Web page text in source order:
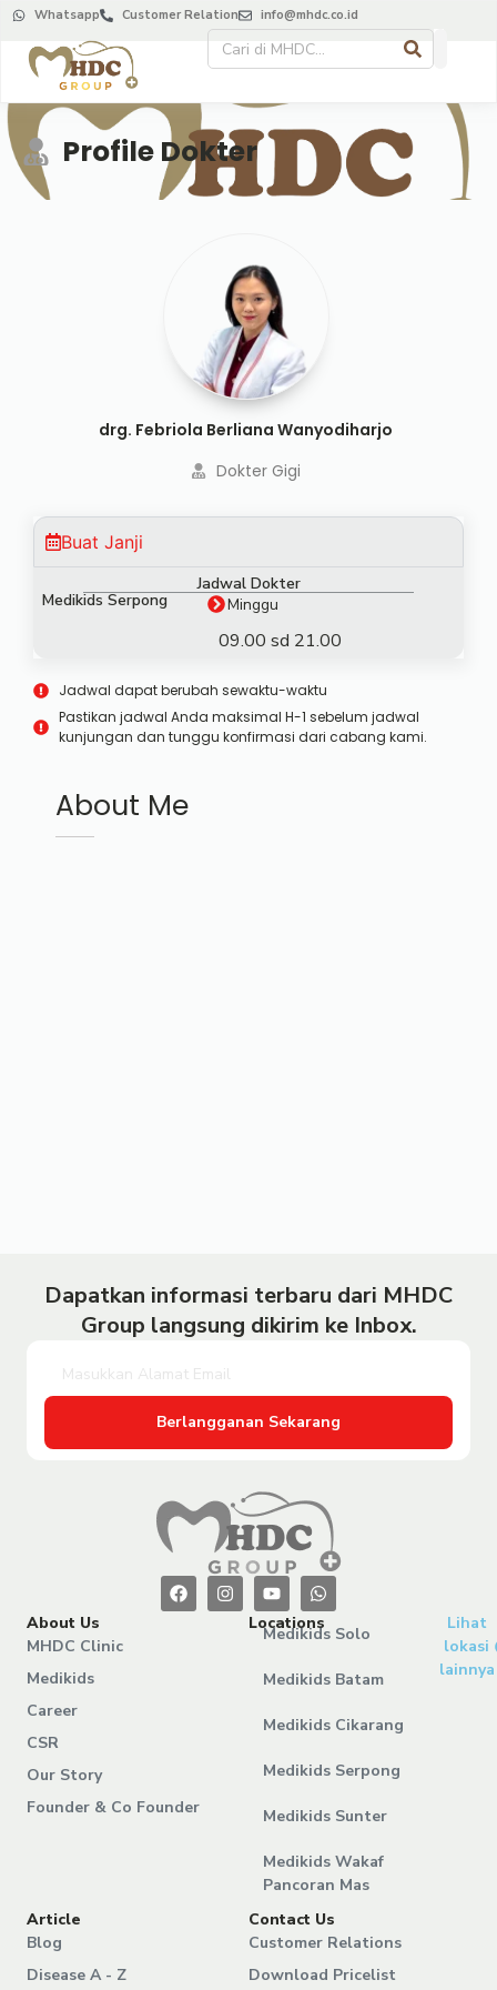
Whatsapp Customer Relation info@mhdc.co.id
Profile Dokter
drg. Febriola Berliana Wanyodiharjo
Dokter Gigi
Buat Janji
Jadwal Dokter
Medikids Serpong Minggu
09.00 sd 21.00
Jadwal dapat berubah sewaktu-waktu
Pastikan jadwal Anda maksimal H-1 sebelum jadwal
kunjungan dan tunggu konfirmasi dari cabang kami.
About Me
Dapatkan informasi terbaru dari MHDC
Group langsung dikirim ke Inbox.
Berlangganan Sekarang
About Us
MHDC Clinic
Medikids
Career
CSR
Our Story
Founder & Co Founder
Locations
Medikids Solo
Medikids Batam
Medikids Cikarang
Medikids Serpong
Medikids Sunter
Medikids Wakaf
Pancoran Mas
Lihat
lokasi
lainnya
Article
Blog
Disease A - Z
Contact Us
Customer Relations
Download Pricelist